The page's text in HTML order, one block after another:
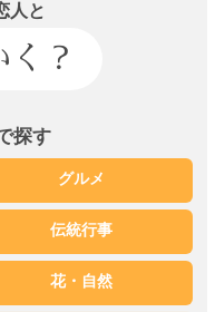
人と
く？
探す
グルメ
伝統行事
花・自然